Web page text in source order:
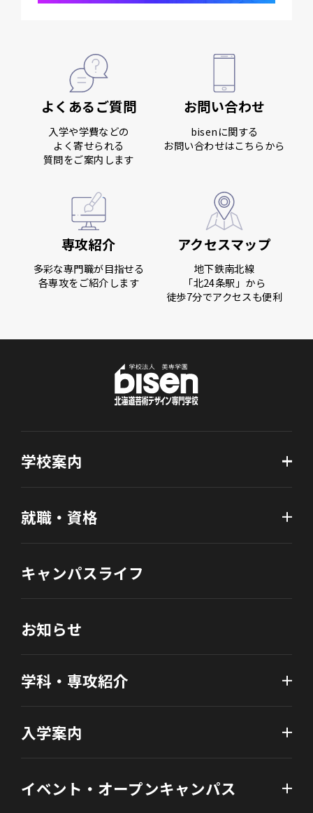
よくあるご質問
入学や学費などの
よく寄せられる
質問をご案内します
お問い合わせ
bisenに関する
お問い合わせはこちらから
専攻紹介
多彩な専門職が目指せる
各専攻をご紹介します
アクセスマップ
地下鉄南北線
「北24条駅」から
徒歩7分でアクセスも便利
学校案内
就職・資格
キャンパスライフ
お知らせ
学科・専攻紹介
入学案内
イベント・オープンキャンパス